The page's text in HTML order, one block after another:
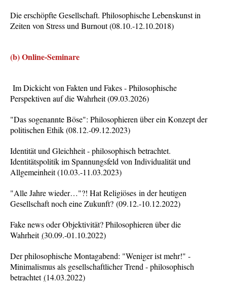
Die erschöpfte Gesellschaft. Philosophische Lebenskunst in
Zeiten von Stress und Burnout (08.10.-12.10.2018)
(b) Online-Seminare
Im Dickicht von Fakten und Fakes - Philosophische
Perspektiven auf die Wahrheit (09.03.2026)
"Das sogenannte Böse": Philosophieren über ein Konzept der
politischen Ethik (08.12.-09.12.2023)
Identität und Gleichheit - philosophisch betrachtet.
Identitätspolitik im Spannungsfeld von Individualität und
Allgemeinheit (10.03.-11.03.2023)
"Alle Jahre wieder…"?! Hat Religiöses in der heutigen
Gesellschaft noch eine Zukunft? (09.12.-10.12.2022)
Fake news oder Objektivität? Philosophieren über die
Wahrheit(30.09.-01.10.2022)
Der philosophische Montagabend: "Weniger ist mehr!" -
Minimalismus als gesellschaftlicher Trend - philosophisch
betrachtet(14.03.2022)